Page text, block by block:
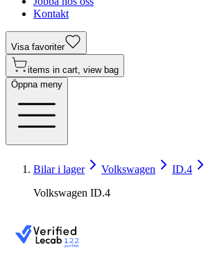
Kontakt
Visa favoriter
items in cart, view bag
Öppna meny
Bilar i lager Volkswagen
ID.4
Volkswagen ID.4